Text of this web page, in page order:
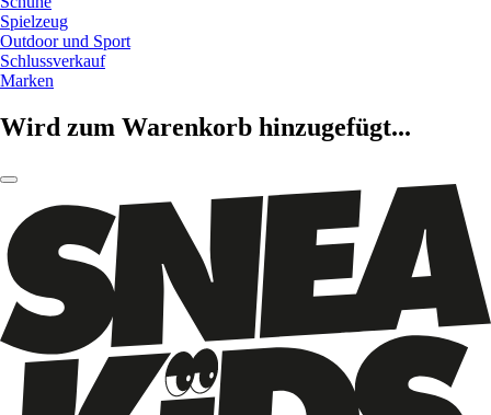
Spielzeug
Outdoor und Sport
Schlussverkauf
Marken
Wird zum Warenkorb hinzugefügt...